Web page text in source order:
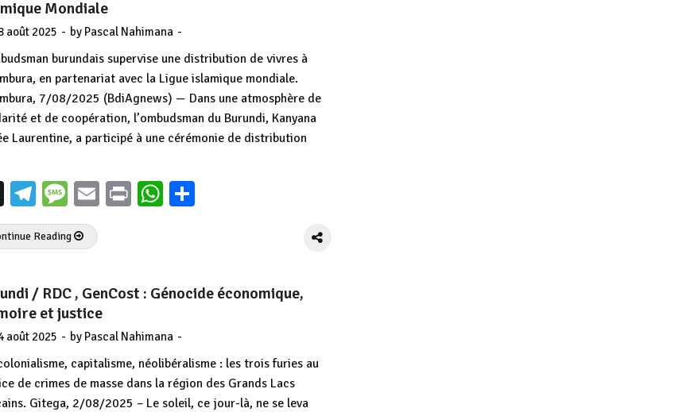
Mondiale
août 2025 - by Pascal Nahimana -
burundais supervise une distribution de vivres à
en partenariat avec la Ligue islamique mondiale.
7/08/2025 (BdiAgnews) — Dans une atmosphère de
et de coopération, l’ombudsman du Burundi, Kanyana
Laurentine, a participé à une cérémonie de distribution
X Telegram
Message
EmailPrintWhatsApp
Reading
/ RDC , GenCost : Génocide économique,
et justice
août 2025 - by Pascal Nahimana -
capitalisme, néolibéralisme : les trois furies au
de crimes de masse dans la région des Grands Lacs
Gitega, 2/08/2025 – Le soleil, ce jour-là, ne se leva